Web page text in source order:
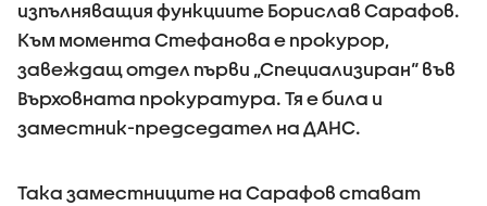
изпълняващия функциите Борислав Сарафов.
Към момента Стефанова е прокурор,
завеждащ отдел първи „Специализиран“ във
Върховната прокуратура. Тя е била и
заместник-председател на ДАНС.
Така заместниците на Сарафов стават